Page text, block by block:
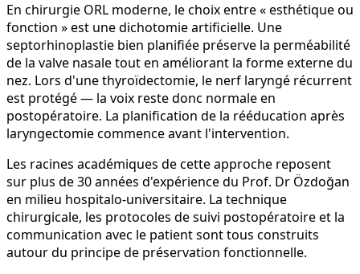
En chirurgie ORL moderne, le choix entre « esthétique ou
fonction » est une dichotomie artificielle. Une
septorhinoplastie bien planifiée préserve la perméabilité
de la valve nasale tout en améliorant la forme externe du
nez. Lors d'une thyroïdectomie, le nerf laryngé récurrent
est protégé — la voix reste donc normale en
postopératoire. La planification de la rééducation après
laryngectomie commence avant l'intervention.
Les racines académiques de cette approche reposent
sur plus de 30 années d'expérience du Prof. Dr Özdoğan
en milieu hospitalo-universitaire. La technique
chirurgicale, les protocoles de suivi postopératoire et la
communication avec le patient sont tous construits
autour du principe de préservation fonctionnelle.